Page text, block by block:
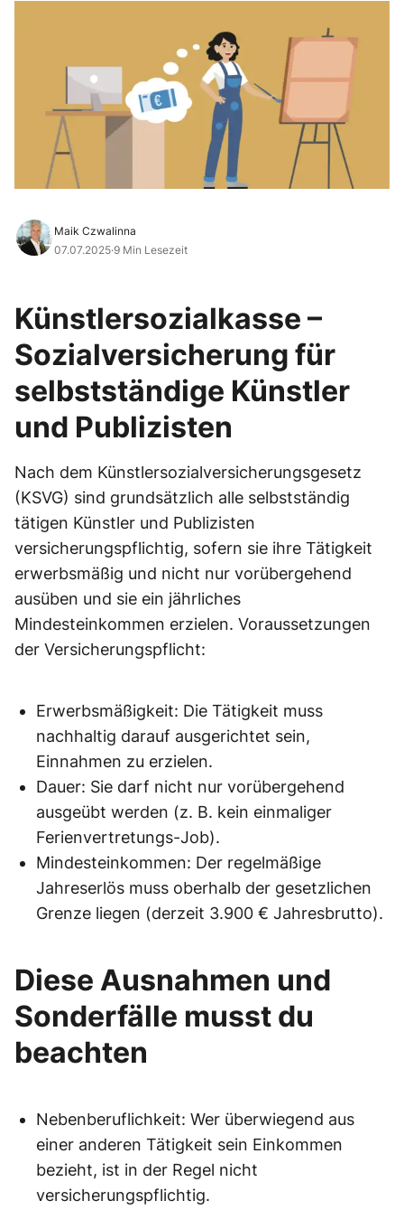
Maik Czwalinna
07.07.2025·9 Min Lesezeit
Künstlersozialkasse –
Sozialversicherung für
selbstständige Künstler
und Publizisten
Nach dem Künstlersozialversicherungsgesetz
(KSVG) sind grundsätzlich alle selbstständig
tätigen Künstler und Publizisten
versicherungspflichtig, sofern sie ihre Tätigkeit
erwerbsmäßig und nicht nur vorübergehend
ausüben und sie ein jährliches
Mindesteinkommen erzielen. Voraussetzungen
der Versicherungspflicht:
Erwerbsmäßigkeit: Die Tätigkeit muss
nachhaltig darauf ausgerichtet sein,
Einnahmen zu erzielen.
Dauer: Sie darf nicht nur vorübergehend
ausgeübt werden (z. B. kein einmaliger
Ferienvertretungs-Job).
Mindesteinkommen: Der regelmäßige
Jahreserlös muss oberhalb der gesetzlichen
Grenze liegen (derzeit 3.900 € Jahresbrutto).
Diese Ausnahmen und
Sonderfälle musst du
beachten
Nebenberuflichkeit: Wer überwiegend aus
einer anderen Tätigkeit sein Einkommen
bezieht, ist in der Regel nicht
versicherungspflichtig.